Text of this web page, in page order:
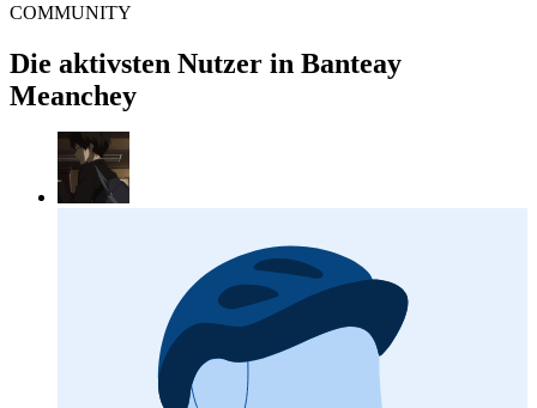
COMMUNITY
Die aktivsten Nutzer in Banteay
Meanchey